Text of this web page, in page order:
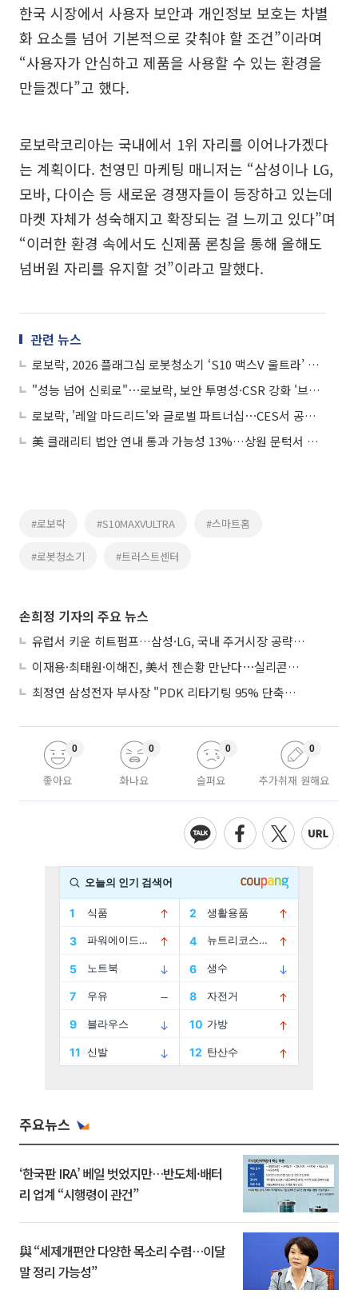
한국 시장에서 사용자 보안과 개인정보 보호는 차별
화 요소를 넘어 기본적으로 갖춰야 할 조건”이라며
“사용자가 안심하고 제품을 사용할 수 있는 환경을
만들겠다”고 했다.
로보락코리아는 국내에서 1위 자리를 이어나가겠다
는 계획이다. 천영민 마케팅 매니저는 “삼성이나 LG,
모바, 다이슨 등 새로운 경쟁자들이 등장하고 있는데
마켓 자체가 성숙해지고 확장되는 걸 느끼고 있다”며
“이러한 환경 속에서도 신제품 론칭을 통해 올해도
넘버원 자리를 유지할 것”이라고 말했다.
관련 뉴스
로보락, 2026 플래그십 로봇청소기 ‘S10 맥스V 울트라’ 출시
"성능 넘어 신뢰로"⋯로보락, 보안 투명성·CSR 강화 '브랜드 호감도↑'
로보락, '레알 마드리드'와 글로벌 파트너십⋯CES서 공동 첫 행보
美 클래리티 법안 연내 통과 가능성 13%…상원 문턱서 제동
#로보락 #S10MAXVULTRA #스마트홈
#로봇청소기 #트러스트센터
손희정 기자의 주요 뉴스
유럽서 키운 히트펌프…삼성·LG, 국내 주거시장 공략 ‘속도’
이재용·최태원·이해진, 美서 젠슨황 만난다⋯실리콘밸리 집결하는 AI리더
최정연 삼성전자 부사장 "PDK 리타기팅 95% 단축…에이전트 AI 시범 활용"
좋아요
0
화나요
0
슬퍼요
0
추가취재 원해요
0
주요뉴스
‘한국판 IRA’ 베일 벗었지만…반도체·배터
리 업계 “시행령이 관건”
與 “세제개편안 다양한 목소리 수렴…이달
말 정리 가능성”